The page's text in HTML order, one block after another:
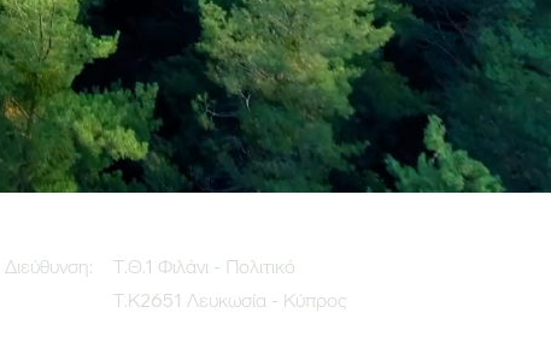
Διεύθυνση:
Τ.Θ.1 Φιλάνι - Πολιτικό
Τ.Κ2651 Λευκωσία - Κύπρος